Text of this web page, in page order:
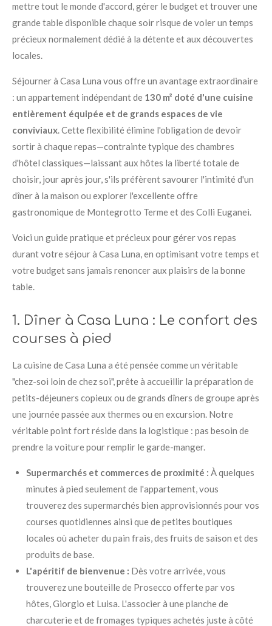
mettre tout le monde d'accord, gérer le budget et trouver une
grande table disponible chaque soir risque de voler un temps
précieux normalement dédié à la détente et aux découvertes
locales.
Séjourner à Casa Luna vous offre un avantage extraordinaire
: un appartement indépendant de 130 m² doté d'une cuisine
entièrement équipée et de grands espaces de vie
conviviaux. Cette flexibilité élimine l'obligation de devoir
sortir à chaque repas—contrainte typique des chambres
d'hôtel classiques—laissant aux hôtes la liberté totale de
choisir, jour après jour, s'ils préfèrent savourer l'intimité d'un
dîner à la maison ou explorer l'excellente offre
gastronomique de Montegrotto Terme et des Colli Euganei.
Voici un guide pratique et précieux pour gérer vos repas
durant votre séjour à Casa Luna, en optimisant votre temps et
votre budget sans jamais renoncer aux plaisirs de la bonne
table.
1. Dîner à Casa Luna : Le confort des
courses à pied
La cuisine de Casa Luna a été pensée comme un véritable
"chez-soi loin de chez soi", prête à accueillir la préparation de
petits-déjeuners copieux ou de grands dîners de groupe après
une journée passée aux thermes ou en excursion. Notre
véritable point fort réside dans la logistique : pas besoin de
prendre la voiture pour remplir le garde-manger.
Supermarchés et commerces de proximité : À quelques
minutes à pied seulement de l'appartement, vous
trouverez des supermarchés bien approvisionnés pour vos
courses quotidiennes ainsi que de petites boutiques
locales où acheter du pain frais, des fruits de saison et des
produits de base.
L'apéritif de bienvenue : Dès votre arrivée, vous
trouverez une bouteille de Prosecco offerte par vos
hôtes, Giorgio et Luisa. L'associer à une planche de
charcuterie et de fromages typiques achetés juste à côté